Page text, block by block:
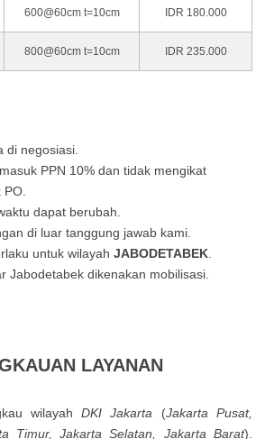
600@60cm t=10cm IDR 180.000
800@60cm t=10cm IDR 235.000
di negosiasi.
PPN 10% dan tidak mengikat
PO.
dapat berubah.
di luar tanggung jawab kami.
untuk wilayah JABODETABEK.
Jabodetabek dikenakan mobilisasi.
LAYANAN
wіlауаhDΚІ Јаkаrtа (Јаkаrtа Рusаt,
Тіmur, Јаkаrtа Ѕеlаtаn, Јаkаrtа Ваrаt).